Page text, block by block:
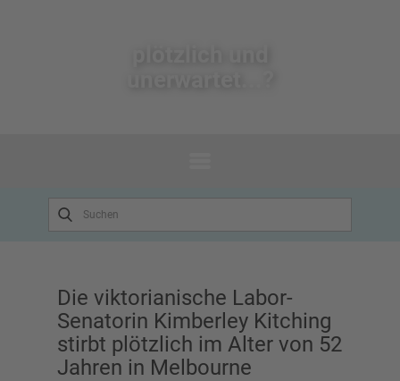
Die viktorianische Labor-
Senatorin Kimberley Kitching
stirbt plötzlich im Alter von 52
Jahren in Melbourne